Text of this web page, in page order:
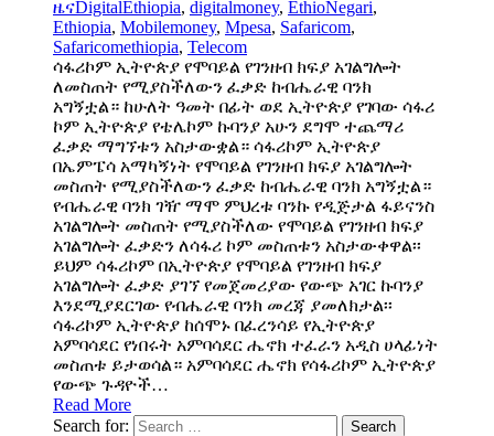
ዜናDigitalEthiopia, digitalmoney, EthioNegari,
Ethiopia, Mobilemoney, Mpesa, Safaricom,
Safaricomethiopia, Telecom
ሳፋሪኮም ኢትዮጵያ የሞባይል የገንዘብ ክፍያ አገልግሎት
ለመስጠት የሚያስችለውን ፈቃድ ከብሔራዊ ባንክ
አግኝቷል። ከሁለት ዓመት በፊት ወደ ኢትዮጵያ የገባው ሳፋሪ
ኮም ኢትዮጵያ የቴሌኮም ኩባንያ አሁን ደግሞ ተጨማሪ
ፈቃድ ማግኘቱን አስታውቋል። ሳፋሪኮም ኢትዮጵያ
በኤምፔሳ አማካኝነት የሞባይል የገንዘብ ክፍያ አገልግሎት
መስጠት የሚያስችለውን ፈቃድ ከብሔራዊ ባንክ አግኝቷል።
የብሔራዊ ባንክ ገዥ ማሞ ምህረቱ ባንኩ የዲጅታል ፋይናንስ
አገልግሎት መስጠት የሚያስችለው የሞባይል የገንዘብ ክፍያ
አገልግሎት ፈቃድን ለሳፋሪ ኮም መስጠቱን አስታውቀዋል፡፡
ይህም ሳፋሪኮም በኢትዮጵያ የሞባይል የገንዘብ ክፍያ
አገልግሎት ፈቃድ ያገኘ የመጀመሪያው የውጭ አገር ኩባንያ
እንደሚያደርገው የብሔራዊ ባንክ መረጃ ያመለክታል፡፡
ሳፋሪኮም ኢትዮጵያ ከሰሞኑ በፈረንሳይ የኢትዮጵያ
አምባሳደር የነበሩት አምባሳደር ሔኖክ ተፈራን አዲስ ሀላፊነት
መስጠቱ ይታወሳል። አምባሳደር ሔኖክ የሳፋሪኮም ኢትዮጵያ
የውጭ ጉዳዮች…
Read More
Search for: